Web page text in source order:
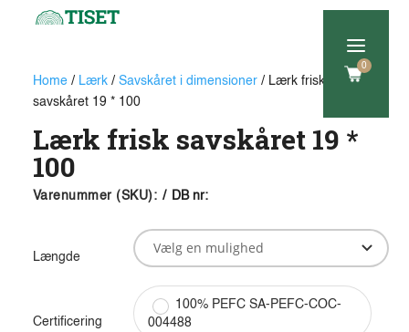
a
0
Home/ Lærk/ Savskåret i dimensioner/ Lærk frisk
savskåret 19 * 100
Lærk frisk savskåret 19 *
100
Varenummer (SKU): / DB nr:
Længde
Certificering
100% PEFC SA-PEFC-COC-
004488